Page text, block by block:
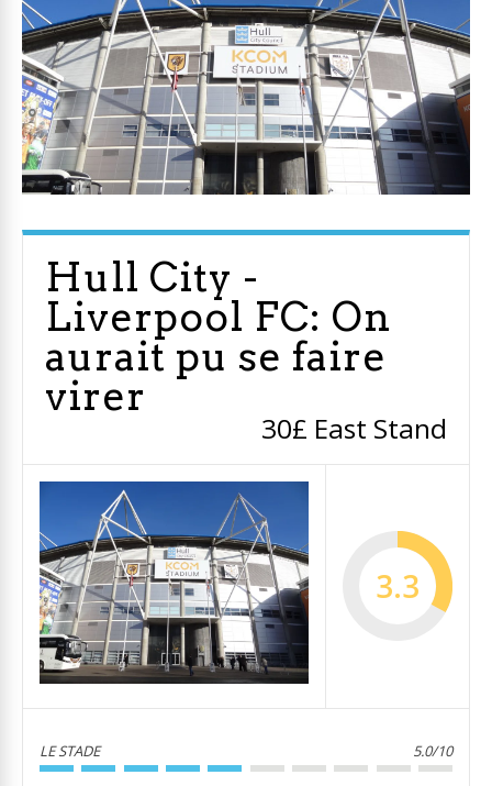
Hull City -
Liverpool FC: On
aurait pu se faire
virer
30£ East Stand
3.3
LE STADE 5.0/10